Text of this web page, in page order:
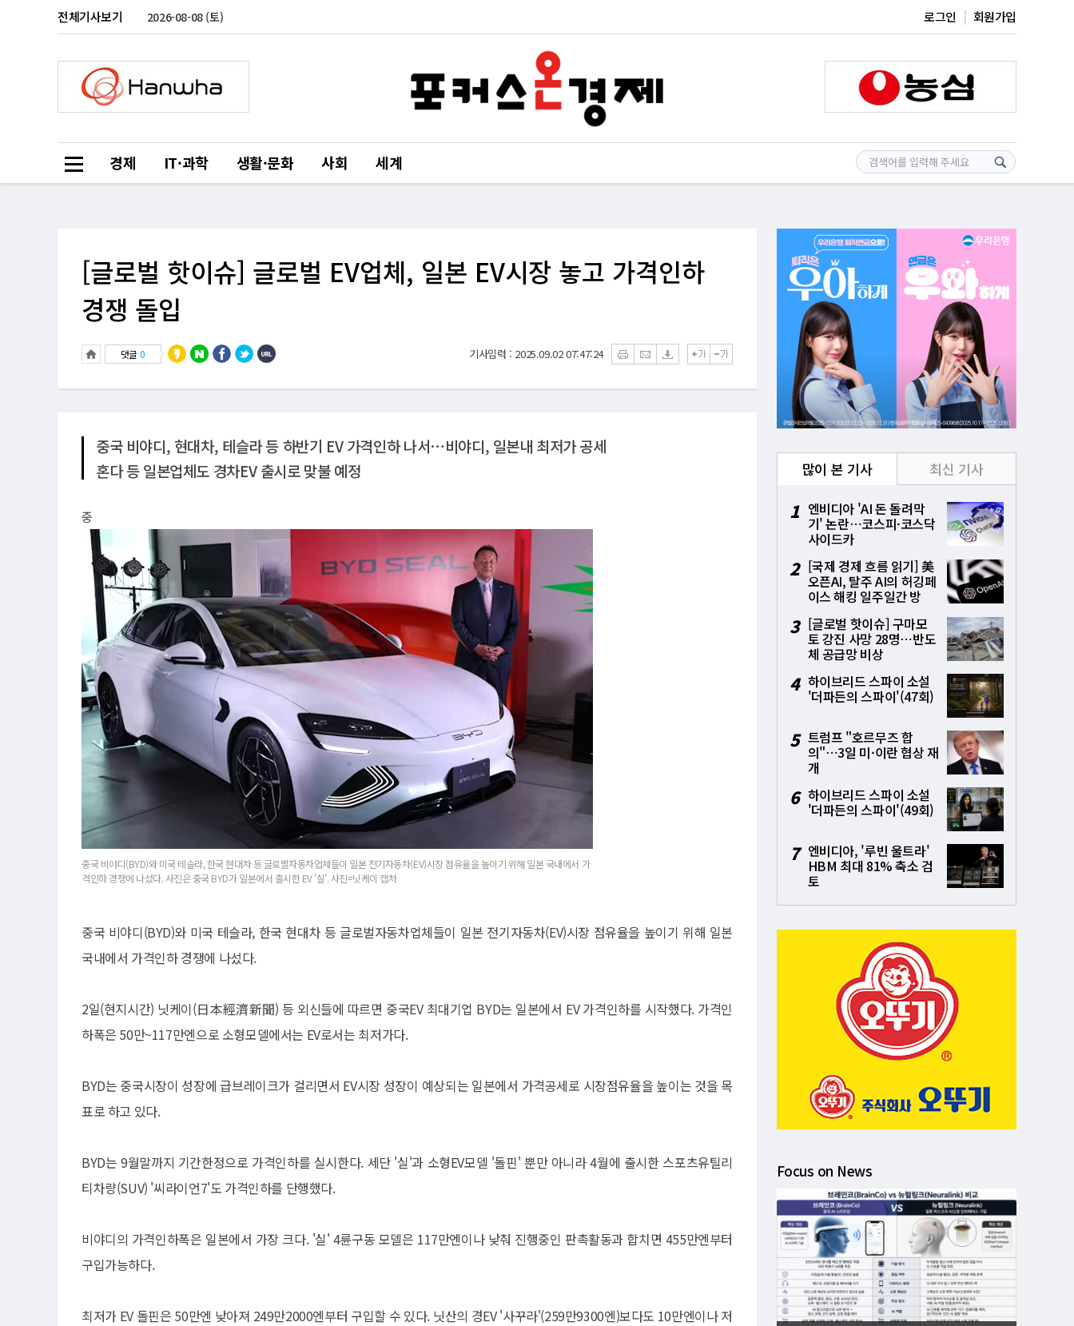
전체기사보기 2026-08-08 (토) 로그인 회원가입
경제 IT·과학 생활·문화 사회 세계
[글로벌 핫이슈] 글로벌 EV업체, 일본 EV시장 놓고 가격인하
경쟁 돌입
댓글 0 기사입력 : 2025.09.02 07:47:24
중국 비야디, 현대차, 테슬라 등 하반기 EV 가격인하 나서⋯비야디, 일본내 최저가 공세
혼다 등 일본업체도 경차EV 출시로 맞불 예정
중
중국 비야디(BYD)와 미국 테슬라, 한국 현대차 등 글로벌자동차업체들이 일본 전기자동차(EV)시장 점유율을 높이기 위해 일본 국내에서 가
격인하 경쟁에 나섰다. 사진은 중국 BYD가 일본에서 출시한 EV '실'. 사진=닛케이 캡처
중국 비야디(BYD)와 미국 테슬라, 한국 현대차 등 글로벌자동차업체들이 일본 전기자동차(EV)시장 점유율을 높이기 위해 일본
국내에서 가격인하 경쟁에 나섰다.
2일(현지시간) 닛케이(日本經濟新聞) 등 외신들에 따르면 중국EV 최대기업 BYD는 일본에서 EV 가격인하를 시작했다. 가격인
하폭은 50만~117만엔으로 소형모델에서는 EV로서는 최저가다.
BYD는 중국시장이 성장에 급브레이크가 걸리면서 EV시장 성장이 예상되는 일본에서 가격공세로 시장점유율을 높이는 것을 목
표로 하고 있다.
BYD는 9월말까지 기간한정으로 가격인하를 실시한다. 세단 '실'과 소형EV모델 '돌핀' 뿐만 아니라 4월에 출시한 스포츠유틸리
티차량(SUV) '씨라이언7'도 가격인하를 단행했다.
비야디의 가격인하폭은 일본에서 가장 크다. '실' 4륜구동 모델은 117만엔이나 낮춰 진행중인 판촉활동과 합치면 455만엔부터
구입가능하다.
최저가 EV 돌핀은 50만엔 낮아져 249만2000엔부터 구입할 수 있다. 닛산의 경EV '사꾸라'(259만9300엔)보다도 10만엔이나 저
많이 본 기사 최신 기사
1 엔비디아 'AI 돈 돌려막
기' 논란⋯코스피·코스닥
사이드카
2 [국제 경제 흐름 읽기] 美
오픈AI, 탈주 AI의 허깅페
이스 해킹 일주일간 방
3 [글로벌 핫이슈] 구마모
토 강진 사망 28명⋯반도
체 공급망 비상
4 하이브리드 스파이 소설
'더파든의 스파이'(47회)
5 트럼프 "호르무즈 합
의"⋯3일 미·이란 협상 재
개
6 하이브리드 스파이 소설
'더파든의 스파이'(49회)
7 엔비디아, '루빈 울트라'
HBM 최대 81% 축소 검
토
Focus on News